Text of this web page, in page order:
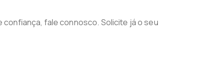
confiança, fale connosco. Solicite já o seu